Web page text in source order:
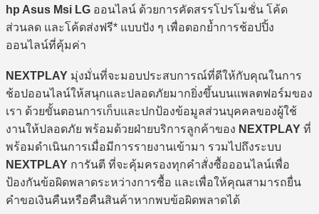
hp Asus Msi LG ออนไลน์ ด้วยการคัดสรรโปรโมชั่น โค้ด
ส่วนลด และโค้ดส่งฟรี* แบบปัง ๆ เพื่อตอกย้ำการช้อปปิ้ง
ออนไลน์ที่คุ้มค่า
NEXTPLAY มุ่งมั่นที่จะมอบประสบการณ์ที่ดีให้กับคุณในการ
ช้อปออนไลน์ให้สนุกและปลอดภัยมากยิ่งขึ้นบนแพลตฟอร์มของ
เรา ด้วยขั้นตอนการเก็บและปกป้องข้อมูลส่วนบุคคลของผู้ใช้
งานให้ปลอดภัย พร้อมด้วยฝ่ายบริการลูกค้าของ NEXTPLAY ที่
พร้อมดำเนินการเมื่อมีการรายงานเข้ามา รวมไปถึงระบบ
NEXTPLAY การันตี ที่จะคุ้มครองทุกคำสั่งซื้อออนไลน์เพื่อ
ป้องกันข้อผิดพลาดระหว่างการซื้อ และเพื่อให้คุณสามารถยื่น
คำขอเงินคืนหรือคืนสินค้าหากพบข้อผิดพลาดได้